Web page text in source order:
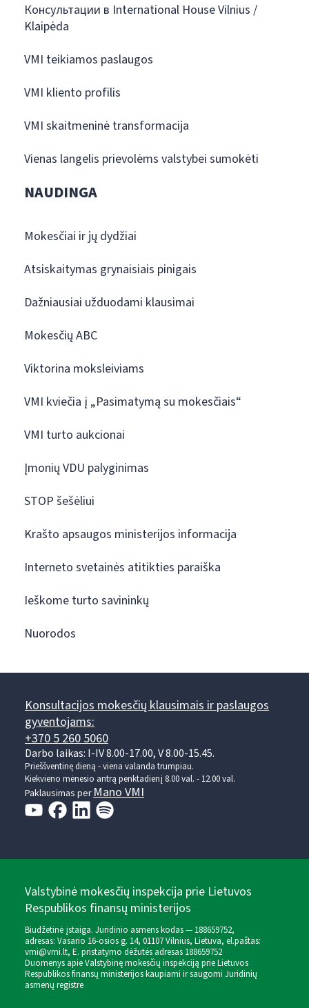
Консультации в International House Vilnius /
Klaipėda
VMI teikiamos paslaugos
VMI kliento profilis
VMI skaitmeninė transformacija
Vienas langelis prievolėms valstybei sumokėti
NAUDINGA
Mokesčiai ir jų dydžiai
Atsiskaitymas grynaisiais pinigais
Dažniausiai užduodami klausimai
Mokesčių ABC
Viktorina moksleiviams
VMI kviečia į „Pasimatymą su mokesčiais“
VMI turto aukcionai
Įmonių VDU palyginimas
STOP šešėliui
Krašto apsaugos ministerijos informacija
Interneto svetainės atitikties paraiška
Ieškome turto savininkų
Nuorodos
Konsultacijos mokesčių klausimais ir paslaugos
gyventojams:
+370 5 260 5060
Darbo laikas: I-IV 8.00-17.00, V 8.00-15.45.
Prieššventinę dieną - viena valanda trumpiau.
Kiekvieno mėnesio antrą penktadienį 8.00 val. - 12.00 val.
Paklausimas perMano VMI
Valstybinė mokesčių inspekcija prie Lietuvos
Respublikos finansų ministerijos
Biudžetinė įstaiga. Juridinio asmens kodas — 188659752,
adresas: Vasario 16-osios g. 14, 01107 Vilnius, Lietuva, el.paštas:
vmi@vmi.lt, E. pristatymo dėžutės adresas 188659752
Duomenys apie Valstybinę mokesčių inspekciją prie Lietuvos
Respublikos finansų ministerijos kaupiami ir saugomi Juridinių
asmenų registre